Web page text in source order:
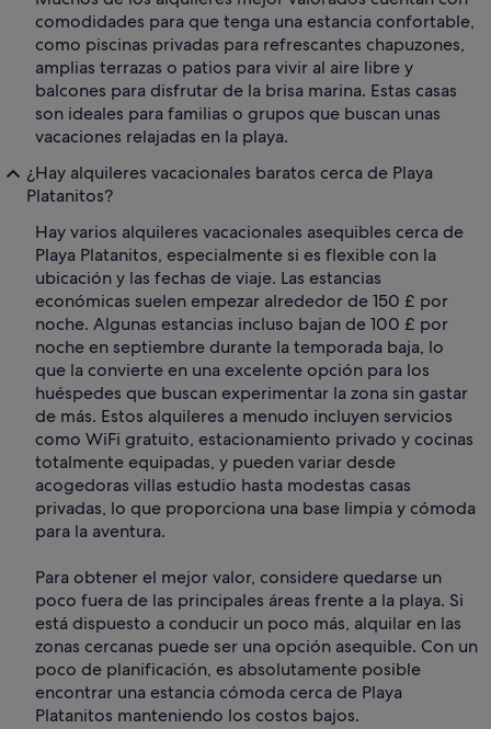
comodidades para que tenga una estancia confortable,
como piscinas privadas para refrescantes chapuzones,
amplias terrazas o patios para vivir al aire libre y
balcones para disfrutar de la brisa marina. Estas casas
son ideales para familias o grupos que buscan unas
vacaciones relajadas en la playa.
¿Hay alquileres vacacionales baratos cerca de Playa
Platanitos?
Hay varios alquileres vacacionales asequibles cerca de
Playa Platanitos, especialmente si es flexible con la
ubicación y las fechas de viaje. Las estancias
económicas suelen empezar alrededor de 150 £ por
noche. Algunas estancias incluso bajan de 100 £ por
noche en septiembre durante la temporada baja, lo
que la convierte en una excelente opción para los
huéspedes que buscan experimentar la zona sin gastar
de más. Estos alquileres a menudo incluyen servicios
como WiFi gratuito, estacionamiento privado y cocinas
totalmente equipadas, y pueden variar desde
acogedoras villas estudio hasta modestas casas
privadas, lo que proporciona una base limpia y cómoda
para la aventura.
Para obtener el mejor valor, considere quedarse un
poco fuera de las principales áreas frente a la playa. Si
está dispuesto a conducir un poco más, alquilar en las
zonas cercanas puede ser una opción asequible. Con un
poco de planificación, es absolutamente posible
encontrar una estancia cómoda cerca de Playa
Platanitos manteniendo los costos bajos.